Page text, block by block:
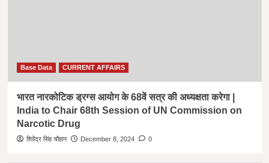
Base Data CURRENT AFFAIRS
भारत नारकोटिक ड्रग्स आयोग के 68वें सत्र की अध्यक्षता करेगा |
India to Chair 68th Session of UN Commission on
Narcotic Drug
शिवेंद्र सिंह चौहान December 8, 2024 0